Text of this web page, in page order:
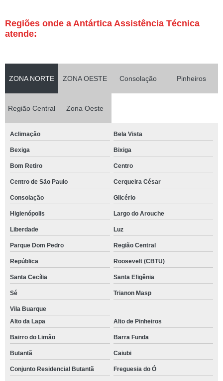
Regiões onde a Antártica Assistência Técnica
atende:
ZONA NORTE ZONA OESTE Consolação Pinheiros
Região Central Zona Oeste
Aclimação Bela Vista
Bexiga Bixiga
Bom Retiro Centro
Centro de São Paulo Cerqueira César
Consolação Glicério
Higienópolis Largo do Arouche
Liberdade Luz
Parque Dom Pedro Região Central
República Roosevelt (CBTU)
Santa Cecília Santa Efigênia
Sé Trianon Masp
Vila Buarque
Alto da Lapa
Alto de Pinheiros
Bairro do Limão Barra Funda
Butantã Caiubi
Conjunto Residencial Butantã Freguesia do Ó